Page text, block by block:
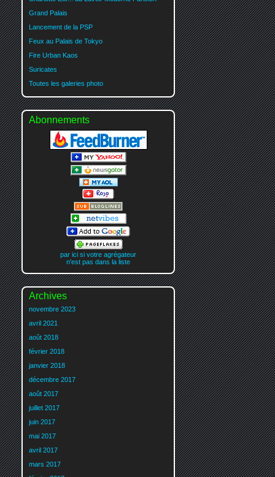
Grand Palais
Lancement de la PSP
Feux au Palais de Tokyo
Fire Urban Kaos
Suricates
Toutes les galeries photo
Abonnements
par ici si votre agrégateur
n'est pas dans la liste
Archives
novembre 2023
avril 2021
août 2018
février 2018
janvier 2018
décembre 2017
août 2017
juillet 2017
juin 2017
mai 2017
avril 2017
mars 2017